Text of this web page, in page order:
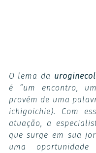
O lema da
é “um encontro,
provém de uma
ichigoichie). Com
atuação, a
que surge em sua
uma